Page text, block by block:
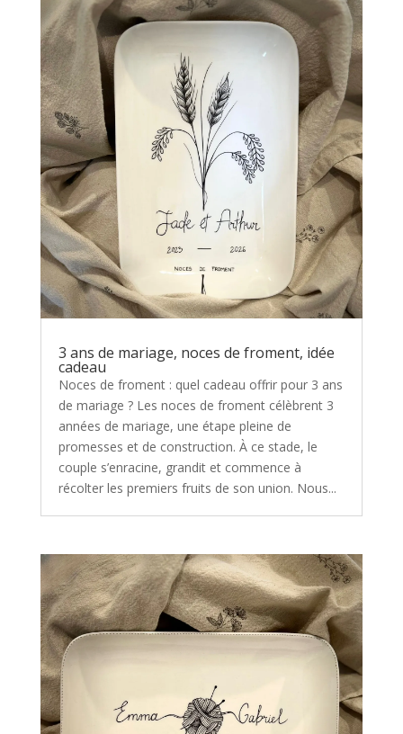
3 ans de mariage, noces de froment, idée
cadeau
Noces de froment : quel cadeau offrir pour 3 ans
de mariage ? Les noces de froment célèbrent 3
années de mariage, une étape pleine de
promesses et de construction. À ce stade, le
couple s’enracine, grandit et commence à
récolter les premiers fruits de son union. Nous...